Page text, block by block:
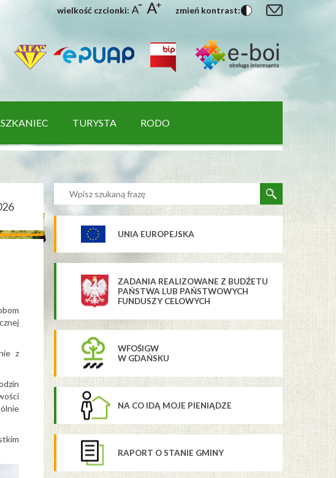
wielkość czcionki: zmień kontrast:
TURYSTA RODO
z
UNIA EUROPEJSKA
ZADANIA REALIZOWANE Z BUDŻETU
PAŃSTWA LUB PAŃSTWOWYCH
FUNDUSZY CELOWYCH
WFOŚIGW
W GDAŃSKU
NA CO IDĄ MOJE PIENIĄDZE
RAPORT O STANIE GMINY